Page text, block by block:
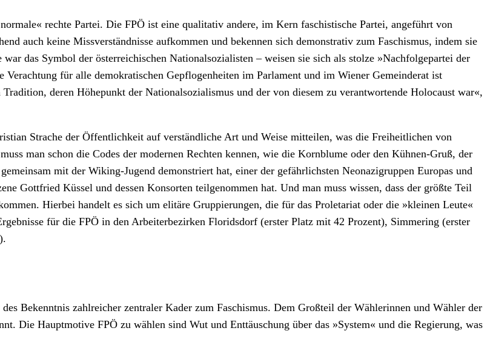
rechte Partei. Die FPÖ ist eine qualitativ andere, im Kern faschistische Partei, angeführt von
auch keine Missverständnisse aufkommen und bekennen sich demonstrativ zum Faschismus, indem sie
das Symbol der österreichischen Nationalsozialisten – weisen sie sich als stolze »Nachfolgepartei der
für alle demokratischen Gepflogenheiten im Parlament und im Wiener Gemeinderat ist
deren Höhepunkt der Nationalsozialismus und der von diesem zu verantwortende Holocaust war«,
Strache der Öffentlichkeit auf verständliche Art und Weise mitteilen, was die Freiheitlichen von
man schon die Codes der modernen Rechten kennen, wie die Kornblume oder den Kühnen-Gruß, der
mit der Wiking-Jugend demonstriert hat, einer der gefährlichsten Neonazigruppen Europas und
Gottfried Küssel und dessen Konsorten teilgenommen hat. Und man muss wissen, dass der größte Teil
Hierbei handelt es sich um elitäre Gruppierungen, die für das Proletariat oder die »kleinen Leute«
für die FPÖ in den Arbeiterbezirken Floridsdorf (erster Platz mit 42 Prozent), Simmering (erster
des Bekenntnis zahlreicher zentraler Kader zum Faschismus. Dem Großteil der Wählerinnen und Wähler der
Die Hauptmotive FPÖ zu wählen sind Wut und Enttäuschung über das »System« und die Regierung, was